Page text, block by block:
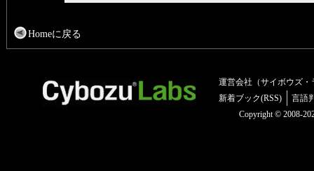
Homeに戻る
運営会社（サイボウズ・
新着ブック(RSS)
言語
Copyright © 2008-